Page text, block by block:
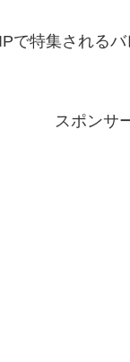
で特集される
スポンサ